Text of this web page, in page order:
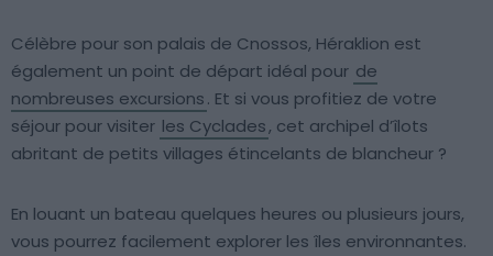
Célèbre pour son palais de Cnossos, Héraklion est
également un point de départ idéal pour de
nombreuses excursions. Et si vous profitiez de votre
séjour pour visiter les Cyclades, cet archipel d’îlots
abritant de petits villages étincelants de blancheur ?
En louant un bateau quelques heures ou plusieurs jours,
vous pourrez facilement explorer les îles environnantes.